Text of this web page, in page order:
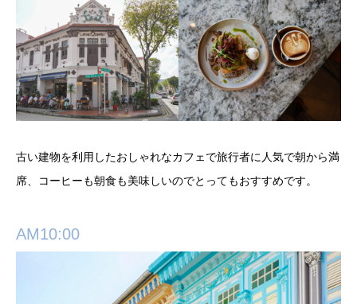
古い建物を利用したおしゃれなカフェで旅行者に人気で朝から満
席、コーヒーも朝食も美味しいのでとってもおすすめです。
AM10:00